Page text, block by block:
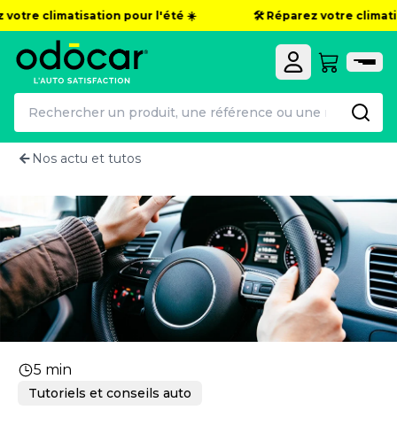
climatisation pour l'été ☀️ 🛠️ Réparez votre
Nos actu et tutos
5 min
Tutoriels et conseils auto